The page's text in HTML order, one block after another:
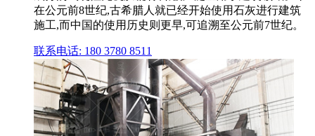
在公元前8世纪,古希腊人就已经开始使用石灰进行建筑
施工,而中国的使用历史则更早,可追溯至公元前7世纪。
联系电话: 180 3780 8511